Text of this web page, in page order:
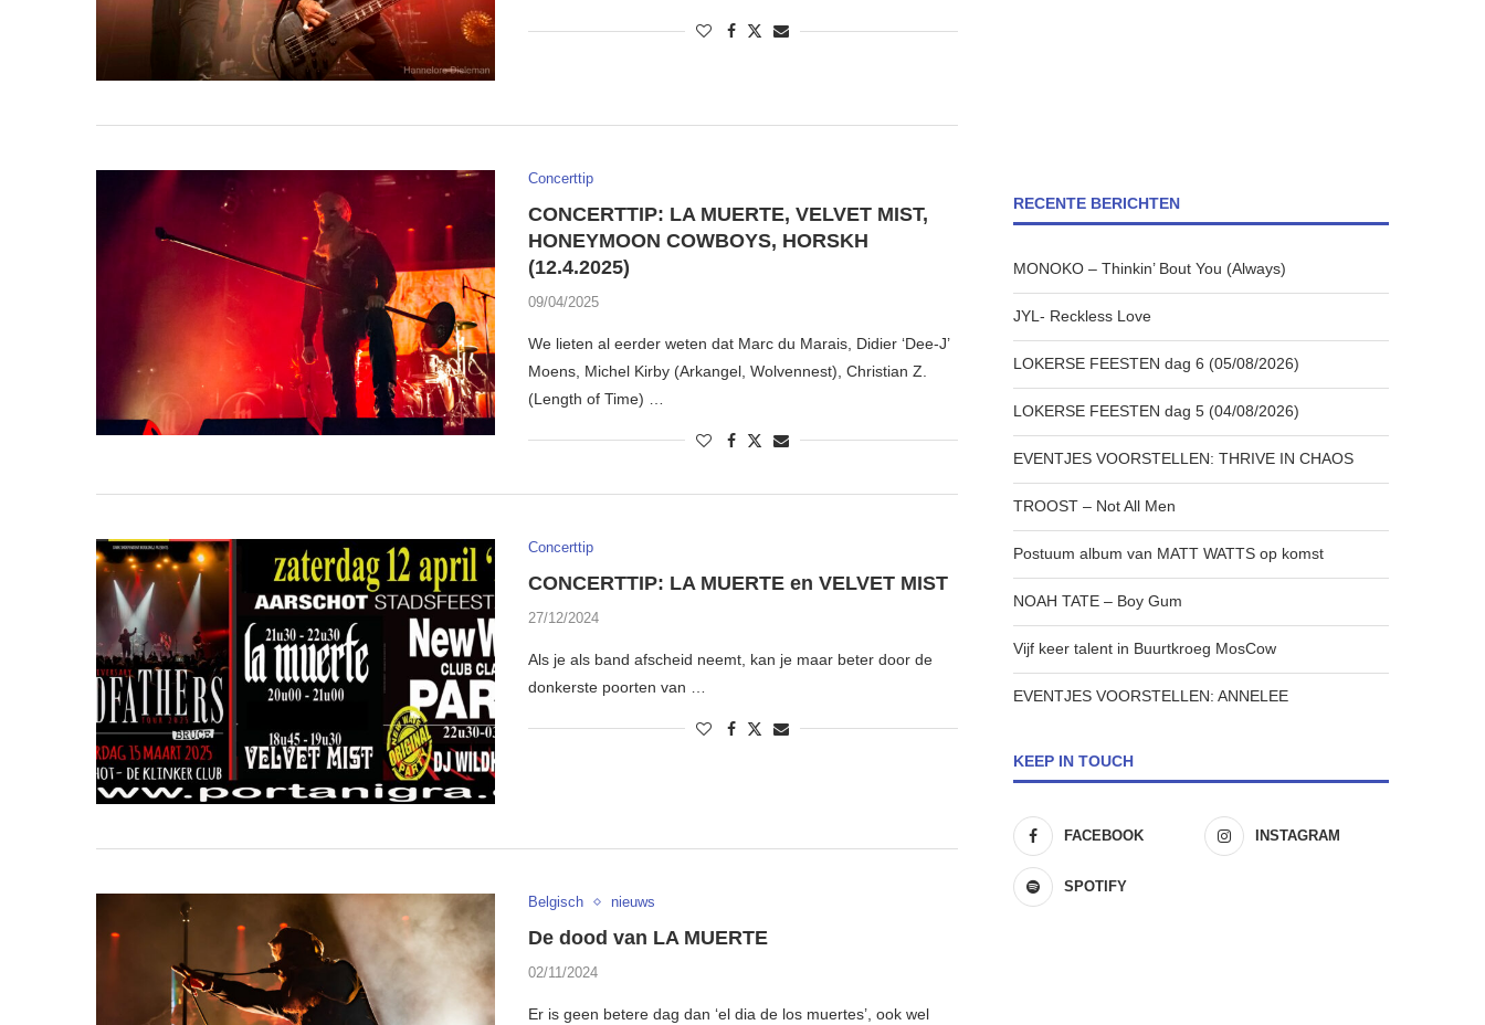
Concerttip
CONCERTTIP: LA MUERTE, VELVET MIST,
HONEYMOON COWBOYS, HORSKH
(12.4.2025)
09/04/2025
We lieten al eerder weten dat Marc du Marais, Didier ‘Dee-J’
Moens, Michel Kirby (Arkangel, Wolvennest), Christian Z.
(Length of Time) …
Concerttip
CONCERTTIP: LA MUERTE en VELVET MIST
27/12/2024
Als je als band afscheid neemt, kan je maar beter door de
donkerste poorten van …
Belgisch nieuws
De dood van LA MUERTE
02/11/2024
Er is geen betere dag dan ‘el dia de los muertes’, ook wel
RECENTE BERICHTEN
MONOKO – Thinkin’ Bout You (Always)
JYL- Reckless Love
LOKERSE FEESTEN dag 6 (05/08/2026)
LOKERSE FEESTEN dag 5 (04/08/2026)
EVENTJES VOORSTELLEN: THRIVE IN CHAOS
TROOST – Not All Men
Postuum album van MATT WATTS op komst
NOAH TATE – Boy Gum
Vijf keer talent in Buurtkroeg MosCow
EVENTJES VOORSTELLEN: ANNELEE
KEEP IN TOUCH
FACEBOOK INSTAGRAM
SPOTIFY